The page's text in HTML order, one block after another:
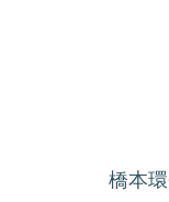
橋本